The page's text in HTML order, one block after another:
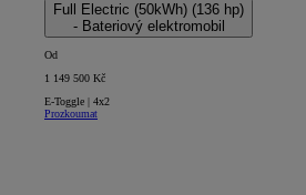
Full Electric (50kWh) (136 hp)
- Bateriový elektromobil
Od
1 149 500 Kč
E-Toggle | 4x2
Prozkoumat